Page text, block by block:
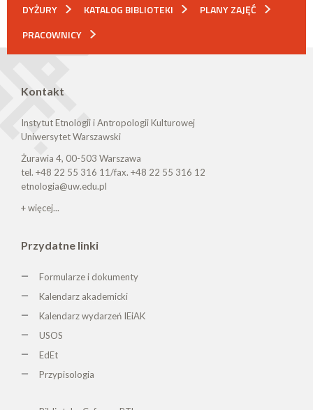
DYŻURY KATALOG BIBLIOTEKI
PLANY ZAJĘĆ
PRACOWNICY
Kontakt
Instytut Etnologii i Antropologii Kulturowej
Uniwersytet Warszawski
Żurawia 4, 00-503 Warszawa
tel. +48 22 55 316 11/fax. +48 22 55 316 12
etnologia@uw.edu.pl
+ więcej...
Przydatne linki
Formularze i dokumenty
Kalendarz akademicki
Kalendarz wydarzeń IEiAK
USOS
EdEt
Przypisologia